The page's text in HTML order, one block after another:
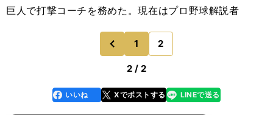
巨人で打撃コーチを務めた。現在はプロ野球解説者
前
1 2
2 / 2
faceboo
k
いいね Xでポストする
line LINEで送る